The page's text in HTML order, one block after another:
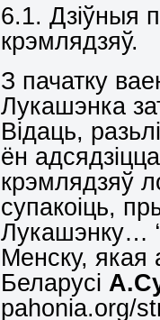
6.1. Дзіўныя
крэмлядзяў.
З пачатку
Лукашэнка
Відаць,
ён
крэмлядзяў
супакоіць,
Лукашэнку…
Менску,
Беларусі
pahonia.org/